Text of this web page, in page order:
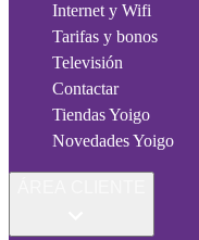
Internet y Wifi
Tarifas y bonos
Televisión
Contactar
Tiendas Yoigo
Novedades Yoigo